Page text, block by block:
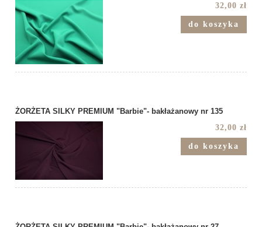
32,00 zł
do koszyka
ŻORŻETA SILKY PREMIUM "Barbie"- bakłażanowy nr 135
32,00 zł
do koszyka